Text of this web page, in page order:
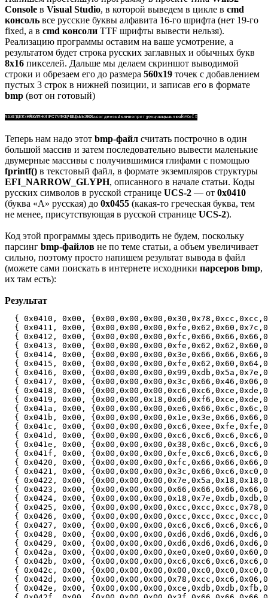
Console в Visual Studio, в которой выведем в цикле в cmd
консоль все русские буквы алфавита 16-го шрифта (нет 19-го
fixed, а в cmd консоли TTF шрифты вывести нельзя).
Реализацию программы оставим на ваше усмотрение, а
результатом будет строка русских заглавных и обычных букв
8x16 пикселей. Дальше мы делаем скриншот выводимой
строки и обрезаем его до размера 560х19 точек с добавлением
пустых 3 строк в нижней позиции, и записав его в формате
bmp (вот он готовый)
Теперь нам надо этот bmp-файл считать построчно в один
большой массив и затем последовательно вывести маленькие
двумерные массивы с получившимися глифами с помощью
fprintf() в текстовый файл, в формате экземпляров структуры
EFI_NARROW_GLYPH, описанного в начале статьи. Коды
русских символов в русской странице UCS-2 — от 0x0410
(буква «А» русская) до 0х0455 (какая-то греческая буква, тем
не менее, присутствующая в русской странице UCS-2).
Код этой программы здесь приводить не будем, поскольку
парсинг bmp-файлов не по теме статьи, а объем увеличивает
сильно, поэтому просто напишем результат вывода в файл
(можете сами поискать в интернете исходники парсеров bmp,
их там есть):
Результат
{ 0x0410, 0x00,
{ 0x0411, 0x00,
{ 0x0412, 0x00,
{ 0x0413, 0x00,
{ 0x0414, 0x00,
{ 0x0415, 0x00,
{ 0x0416, 0x00,
{ 0x0417, 0x00,
{ 0x0418, 0x00,
{ 0x0419, 0x00,
{ 0x041a, 0x00,
{ 0x041b, 0x00,
{ 0x041c, 0x00,
{ 0x041d, 0x00,
{ 0x041e, 0x00,
{ 0x041f, 0x00,
{ 0x0420, 0x00,
{ 0x0421, 0x00,
{ 0x0422, 0x00,
{ 0x0423, 0x00,
{ 0x0424, 0x00,
{ 0x0425, 0x00,
{ 0x0426, 0x00,
{ 0x0427, 0x00,
{ 0x0428, 0x00,
{ 0x0429, 0x00,
{ 0x042a, 0x00,
{ 0x042b, 0x00,
{ 0x042c, 0x00,
{ 0x042d, 0x00,
{ 0x042e, 0x00,